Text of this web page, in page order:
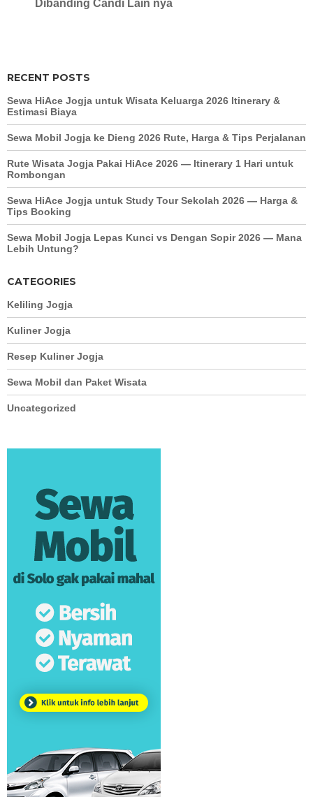
RECENT POSTS
Sewa HiAce Jogja untuk Wisata Keluarga 2026 Itinerary &
Estimasi Biaya
Sewa Mobil Jogja ke Dieng 2026 Rute, Harga & Tips Perjalanan
Rute Wisata Jogja Pakai HiAce 2026 — Itinerary 1 Hari untuk
Rombongan
Sewa HiAce Jogja untuk Study Tour Sekolah 2026 — Harga &
Tips Booking
Sewa Mobil Jogja Lepas Kunci vs Dengan Sopir 2026 — Mana
Lebih Untung?
CATEGORIES
Keliling Jogja
Kuliner Jogja
Resep Kuliner Jogja
Sewa Mobil dan Paket Wisata
Uncategorized
Dibanding Candi Lain nya